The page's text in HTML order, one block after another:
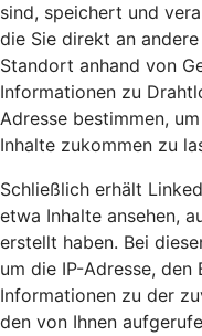
sind, speichert und
die Sie direkt an
Standort anhand von
Informationen zu
Adresse bestimmen,
Inhalte zukommen zu
Schließlich erhält
etwa Inhalte ansehen,
erstellt haben. Bei
um die IP-Adresse,
Informationen zu der
den von Ihnen